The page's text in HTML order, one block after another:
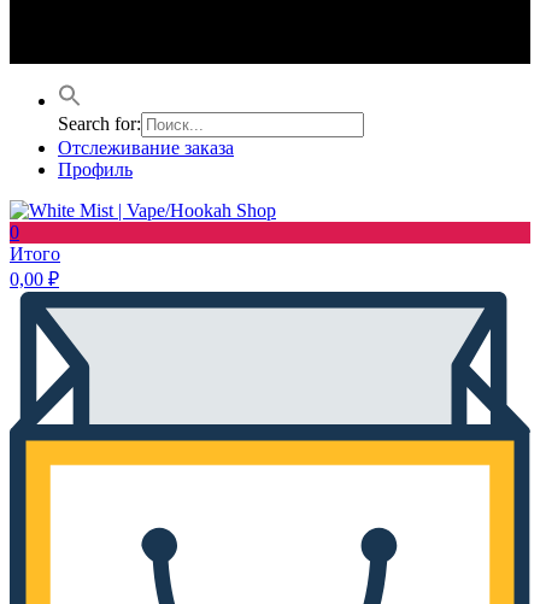
Search for:
Отслеживание заказа
Профиль
0
Итого
0,00 ₽